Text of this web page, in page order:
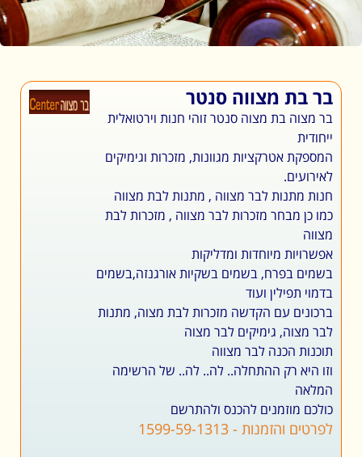
בר בת מצווה סנטר
בר מצוה בת מצוה סנטר זוהי חנות וירטואלית
ייחודית
המספקת אטרקציות מגוונות, מזכרות וגימיקים
לאירועים.
חנות מתנות לבר מצווה , מתנות לבת מצווה
כמו כן מבחר מזכרות לבר מצווה , מזכרות לבת
מצווה
אפשרויות מיוחדות ומדליקות
בשמים בפרח, בשמים בשקיות אורגנזה,בשמים
בדמוי תפילין ועוד
ברכונים עם הקדשה מזכרות לבת מצוה, מתנות
לבר מצוה, גימיקים לבר מצוה
תוכנות הכנה לבר מצווה
וזו היא רק ההתחלה.. לה.. לה.. של הרשימה
המלאה
כולכם מוזמנים להכנס ולהתרשם
לפרטים והזמנות - 1599-59-1313